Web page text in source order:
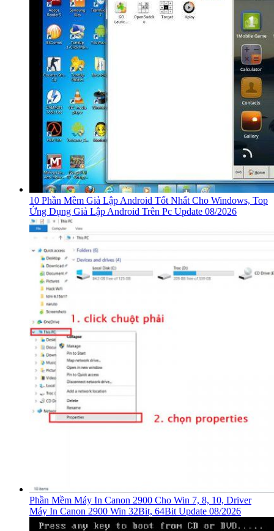
10 Phần Mềm Giả Lập Android Tốt Nhất Cho Windows, Top
Ứng Dụng Giả Lập Android Trên Pc Update 08/2026
Phần Mềm Máy In Canon 2900 Cho Win 7, 8, 10, Driver
Máy In Canon 2900 Win 32Bit, 64Bit Update 08/2026